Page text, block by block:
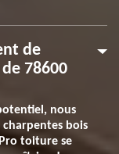
de
78600
nous
bois
toiture se